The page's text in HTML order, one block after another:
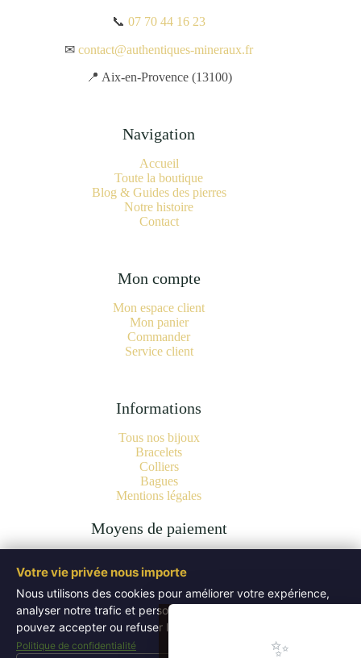
📞07 70 44 16 23
✉contact@authentiques-mineraux.fr
📍 Aix-en-Provence (13100)
Navigation
Accueil
Toute la boutique
Blog & Guides des pierres
Notre histoire
Contact
Mon compte
Mon espace client
Mon panier
Commander
Service client
Informations
Tous nos bijoux
Bracelets
Colliers
Bagues
Mentions légales
Moyens de paiement
✨
Copyright © 2026 Bijoux Pierres Naturelles | Lithothérapie -
Authentiques Minéraux - WordPress Theme by
Votre vie privée nous importe
Nous utilisons des cookies pour améliorer votre expérience,
analyser notre trafic et personnaliser les publicités. Vous
pouvez accepter ou refuser les cookies non essentiels.
Politique de confidentialité